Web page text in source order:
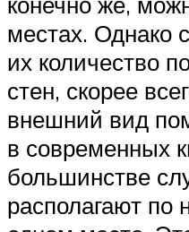
местах. Однако
их количество
стен, скорее
внешний вид
в современных
большинстве
располагают по